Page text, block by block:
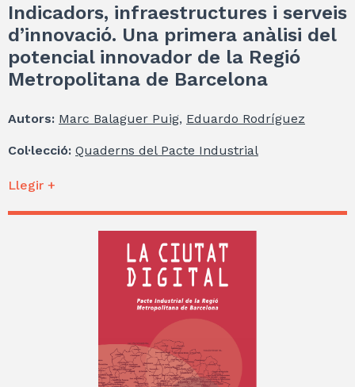
Indicadors, infraestructures i serveis
d’innovació. Una primera anàlisi del
potencial innovador de la Regió
Metropolitana de Barcelona
Autors: Marc Balaguer Puig, Eduardo Rodríguez
Col·lecció: Quaderns del Pacte Industrial
Llegir +